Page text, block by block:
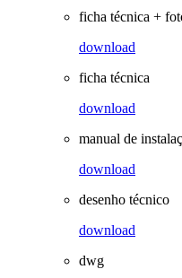
ficha técnica +
download
ficha técnica
download
manual de
download
desenho técnico
download
dwg